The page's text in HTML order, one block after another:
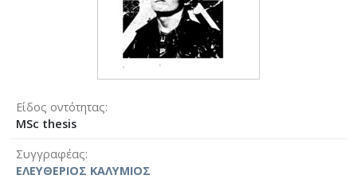
Είδος οντότητας
MSc thesis
Συγγραφέας
ΕΛΕΥΘΕΡΙΟΣ ΚΑΛΥΜΙΟΣ